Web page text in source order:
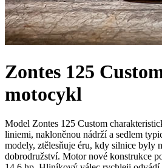
Zontes 125
motocykl
Model Zontes 125 Custom
liniemi, nakloněnou nádrží a sedlem
modely, ztělesňuje éru, kdy silnice byly
dobrodružství. Motor nové konstrukce